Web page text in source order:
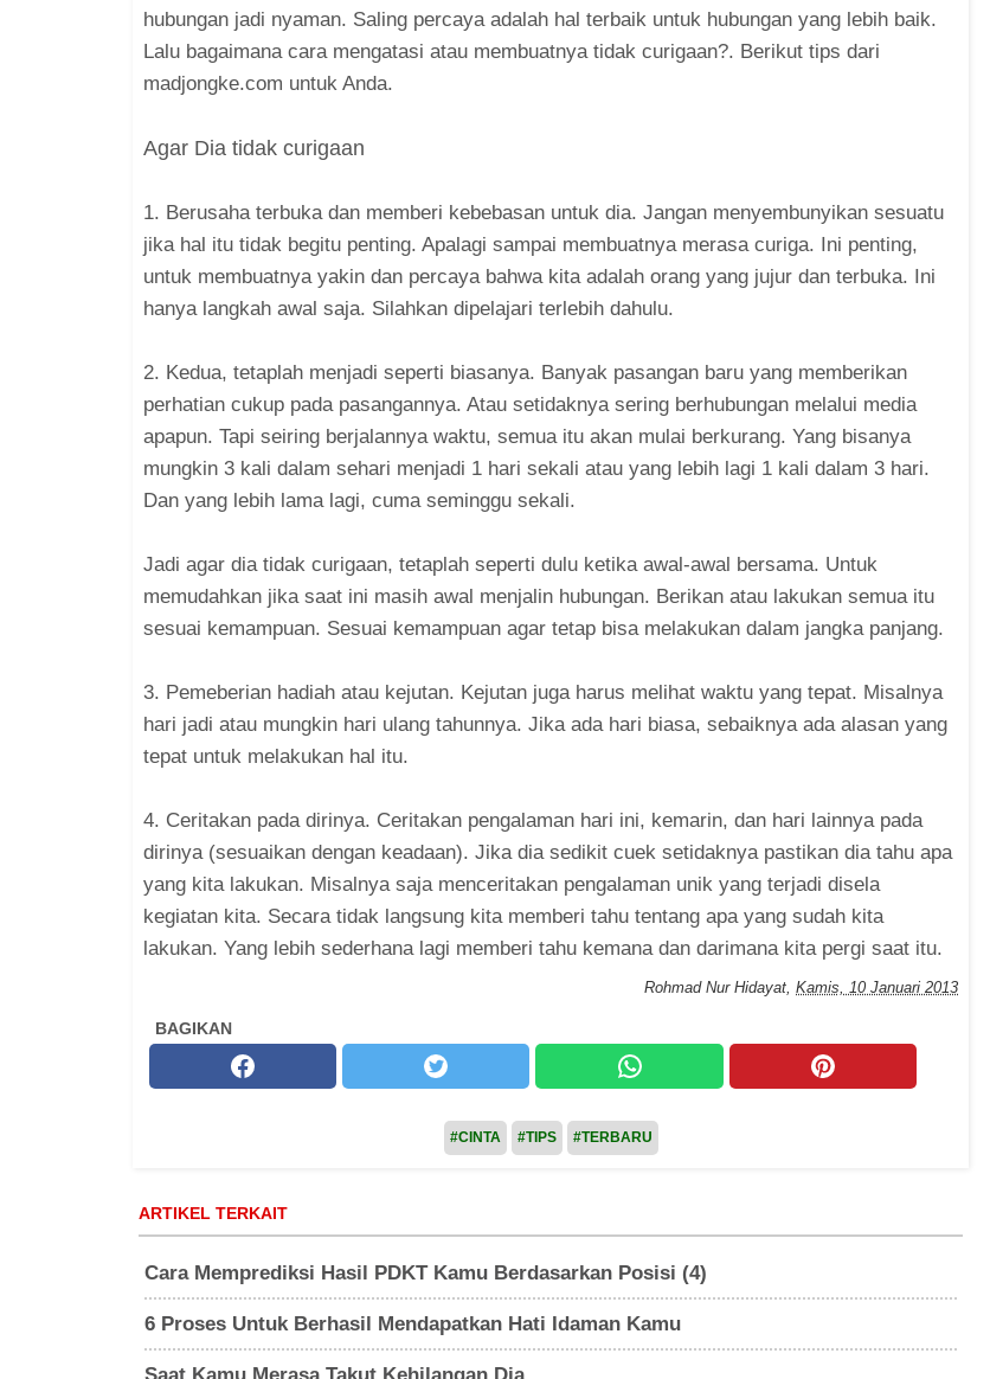
hubungan jadi nyaman. Saling percaya adalah hal terbaik untuk hubungan yang lebih baik.
Lalu bagaimana cara mengatasi atau membuatnya tidak curigaan?. Berikut tips dari
madjongke.com untuk Anda.
Agar Dia tidak curigaan
1. Berusaha terbuka dan memberi kebebasan untuk dia. Jangan menyembunyikan sesuatu
jika hal itu tidak begitu penting. Apalagi sampai membuatnya merasa curiga. Ini penting,
untuk membuatnya yakin dan percaya bahwa kita adalah orang yang jujur dan terbuka. Ini
hanya langkah awal saja. Silahkan dipelajari terlebih dahulu.
2. Kedua, tetaplah menjadi seperti biasanya. Banyak pasangan baru yang memberikan
perhatian cukup pada pasangannya. Atau setidaknya sering berhubungan melalui media
apapun. Tapi seiring berjalannya waktu, semua itu akan mulai berkurang. Yang bisanya
mungkin 3 kali dalam sehari menjadi 1 hari sekali atau yang lebih lagi 1 kali dalam 3 hari.
Dan yang lebih lama lagi, cuma seminggu sekali.
Jadi agar dia tidak curigaan, tetaplah seperti dulu ketika awal-awal bersama. Untuk
memudahkan jika saat ini masih awal menjalin hubungan. Berikan atau lakukan semua itu
sesuai kemampuan. Sesuai kemampuan agar tetap bisa melakukan dalam jangka panjang.
3. Pemeberian hadiah atau kejutan. Kejutan juga harus melihat waktu yang tepat. Misalnya
hari jadi atau mungkin hari ulang tahunnya. Jika ada hari biasa, sebaiknya ada alasan yang
tepat untuk melakukan hal itu.
4. Ceritakan pada dirinya. Ceritakan pengalaman hari ini, kemarin, dan hari lainnya pada
dirinya (sesuaikan dengan keadaan). Jika dia sedikit cuek setidaknya pastikan dia tahu apa
yang kita lakukan. Misalnya saja menceritakan pengalaman unik yang terjadi disela
kegiatan kita. Secara tidak langsung kita memberi tahu tentang apa yang sudah kita
lakukan. Yang lebih sederhana lagi memberi tahu kemana dan darimana kita pergi saat itu.
Rohmad Nur Hidayat, Kamis, 10 Januari 2013
BAGIKAN
#CINTA #TIPS #TERBARU
ARTIKEL TERKAIT
Cara Memprediksi Hasil PDKT Kamu Berdasarkan Posisi (4)
6 Proses Untuk Berhasil Mendapatkan Hati Idaman Kamu